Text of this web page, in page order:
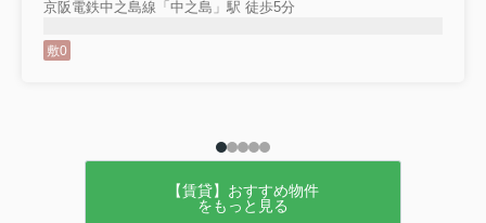
京阪電鉄中之島線「中之島」駅 徒歩5分
敷0
【賃貸】おすすめ物件
をもっと見る